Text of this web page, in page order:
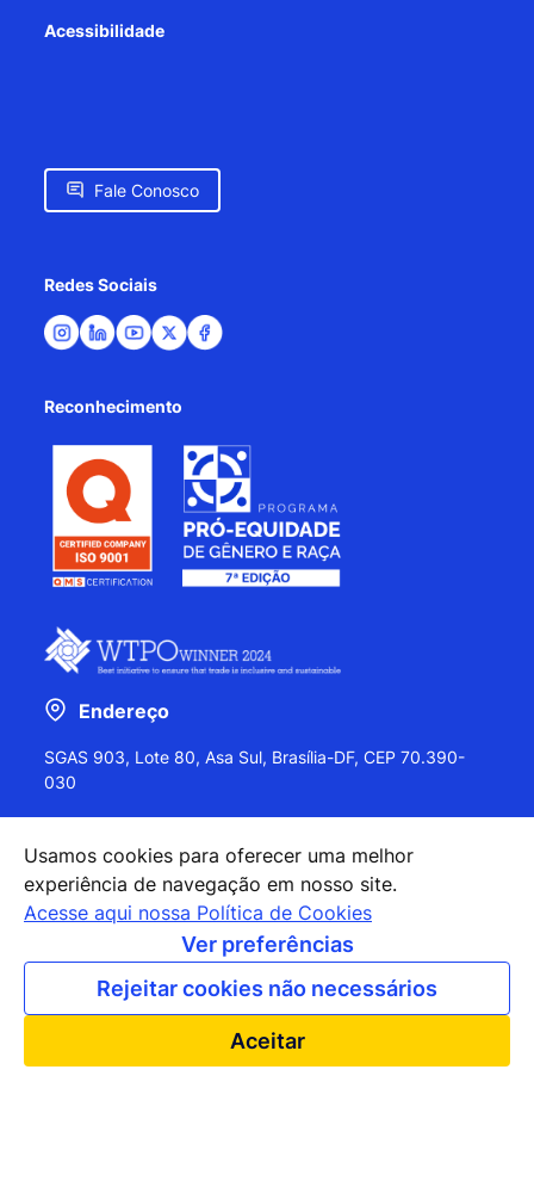
Acessibilidade
Fale Conosco
Redes Sociais
Reconhecimento
Endereço
SGAS 903, Lote 80, Asa Sul, Brasília-DF, CEP 70.390-
030
+55 (61) 2027-0202
+55 (61) 2027-0203
apexbrasil@apexbrasil.com.br
Nossos escritórios pelo mundo
Usamos cookies para oferecer uma melhor
experiência de navegação em nosso site.
Acesse aqui nossa Política de Cookies
Ver preferências
Rejeitar cookies não necessários
Aceitar